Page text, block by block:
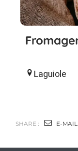
Laguiole
SHARE : E-MAIL